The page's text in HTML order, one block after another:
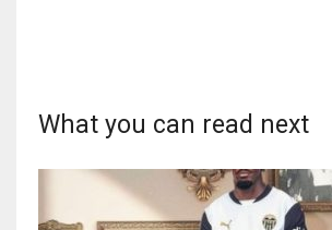
What you can read next